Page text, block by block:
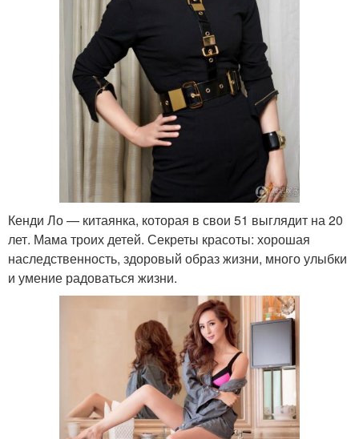
Кенди Ло — китаянка, которая в свои 51 выглядит на 20
лет. Мама троих детей. Секреты красоты: хорошая
наследственность, здоровый образ жизни, много улыбки
и умение радоваться жизни.